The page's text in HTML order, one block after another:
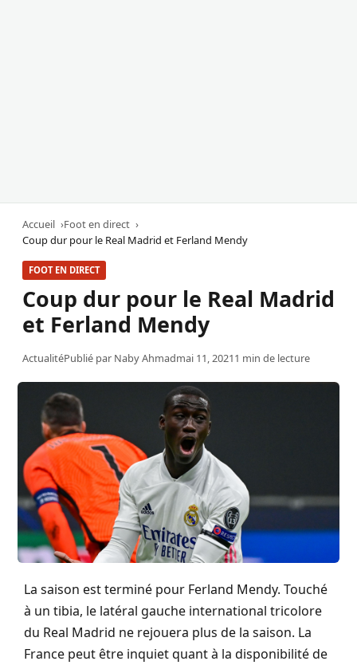
Accueil
Foot en direct
Coup dur pour le Real Madrid et Ferland Mendy
FOOT EN DIRECT
Coup dur pour le Real Madrid
et Ferland Mendy
ActualitéPublié par Naby Ahmadmai 11, 20211 min de lecture
La saison est terminé pour Ferland Mendy. Touché
à un tibia, le latéral gauche international tricolore
du Real Madrid ne rejouera plus de la saison. La
France peut être inquiet quant à la disponibilité de